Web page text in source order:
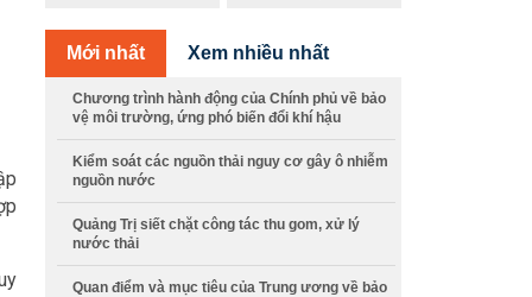
Mới nhất Xem nhiều nhất
Chương trình hành động của Chính phủ về bảo
vệ môi trường, ứng phó biến đổi khí hậu
Kiểm soát các nguồn thải nguy cơ gây ô nhiễm
nguồn nước
Quảng Trị siết chặt công tác thu gom, xử lý
nước thải
Quan điểm và mục tiêu của Trung ương về bảo